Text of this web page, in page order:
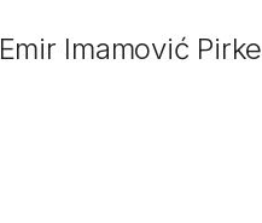
Emir Imamović Pirke